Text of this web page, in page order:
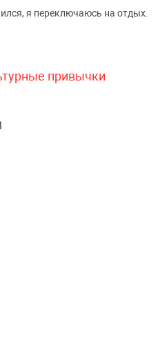
я переключаюсь на отдых.
привычки